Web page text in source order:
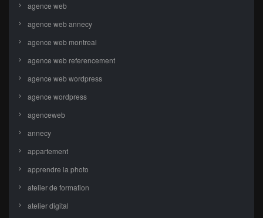
agence web
agence web annecy
agence web montreal
agence web referencement
agence web wordpress
agence wordpress
agenceweb
annecy
appartement
apprendre la photo
atelier de formation
atelier digital